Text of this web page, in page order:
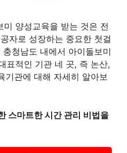
미 양성교육을 받는 것은 전
자로 성장하는 중요한 첫걸
청남도 내에서 아이돌보미
표적인 기관 네 곳, 즉 논산,
기관에 대해 자세히 알아보
스마트한 시간 관리 비법을